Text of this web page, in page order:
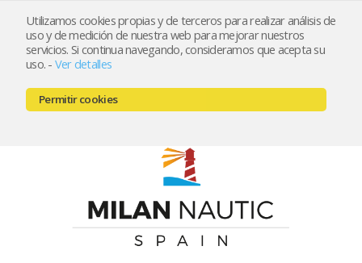
Utilizamos cookies propias y de terceros para realizar análisis de
uso y de medición de nuestra web para mejorar nuestros
servicios. Si continua navegando, consideramos que acepta su
uso. - Ver detalles
Permitir cookies
Registrarse Mi cuenta
666521122 // 654999333